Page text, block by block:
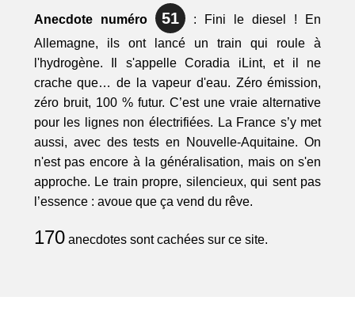
Anecdote numéro 51 : Fini le diesel ! En
Allemagne, ils ont lancé un train qui roule à
l'hydrogène. Il s'appelle Coradia iLint, et il ne
crache que… de la vapeur d'eau. Zéro émission,
zéro bruit, 100 % futur. C’est une vraie alternative
pour les lignes non électrifiées. La France s’y met
aussi, avec des tests en Nouvelle-Aquitaine. On
n'est pas encore à la généralisation, mais on s'en
approche. Le train propre, silencieux, qui sent pas
l’essence : avoue que ça vend du rêve.
170anecdotes sont cachées sur ce site.